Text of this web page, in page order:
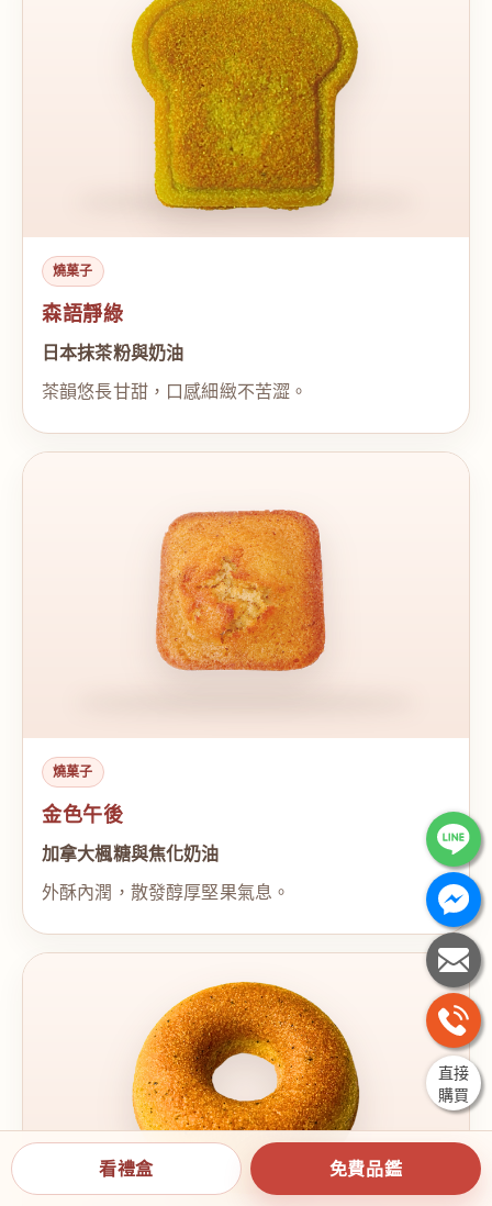
燒菓子
森語靜綠
日本抹茶粉與奶油
茶韻悠長甘甜，口感細緻不苦澀。
燒菓子
金色午後
加拿大楓糖與焦化奶油
外酥內潤，散發醇厚堅果氣息。
看禮盒 免費品鑑
直接
購買